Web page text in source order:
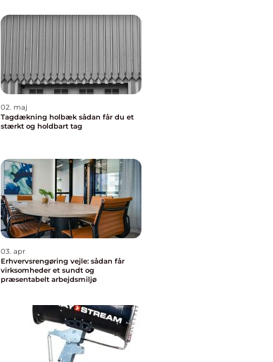
02. maj
Tagdækning holbæk sådan får du et
stærkt og holdbart tag
03. apr
Erhvervsrengøring vejle: sådan får
virksomheder et sundt og
præsentabelt arbejdsmiljø